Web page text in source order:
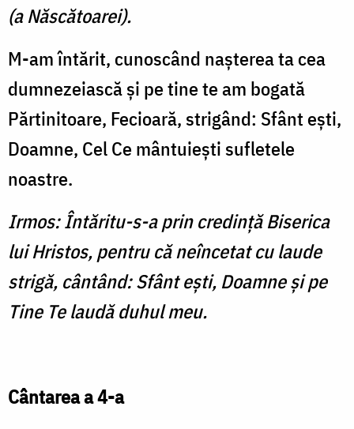
(a Născătoarei).
M-am întărit, cunoscând naşterea ta cea
dumnezeiască şi pe tine te am bogată
Părtinitoare, Fecioară, strigând: Sfânt eşti,
Doamne, Cel Ce mântuieşti sufletele
noastre.
Irmos: Întăritu-s-a prin credinţă Biserica
lui Hristos, pentru că neîncetat cu laude
strigă, cântând: Sfânt eşti, Doamne şi pe
Tine Te laudă duhul meu.
Cântarea a 4-a